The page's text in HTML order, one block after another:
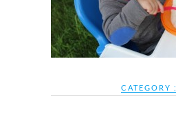
CATEGORY :